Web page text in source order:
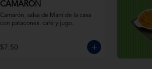
CAMARÓN
Camarón, salsa de Maní de la casa
con patacones, café y jugo.
$7.50